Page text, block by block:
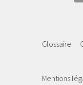
Glossaire
Mentions